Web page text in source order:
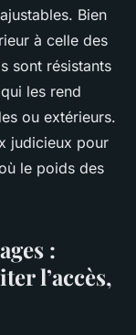
Bien
à celle des
sont résistants
les rend
ou extérieurs.
judicieux pour
le poids des
:
l’accès,